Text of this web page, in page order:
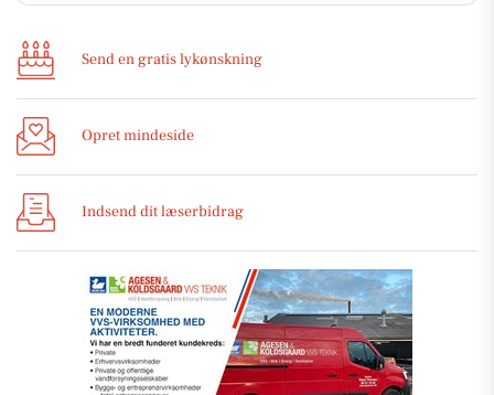
Send en gratis lykønskning
Opret mindeside
Indsend dit læserbidrag